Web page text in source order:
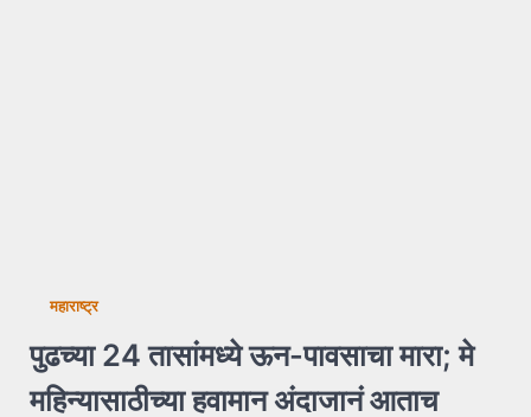
महाराष्ट्र
पुढच्या 24 तासांमध्ये ऊन-पावसाचा मारा; मे
महिन्यासाठीच्या हवामान अंदाजानं आताच